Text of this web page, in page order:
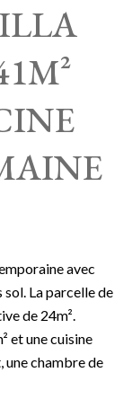
avec
sol. La parcelle de
de 24m².
et une cuisine
une chambre de